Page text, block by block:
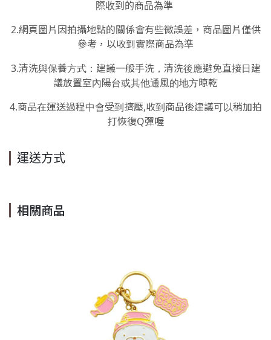
際收到的商品為準
2.網頁圖片因拍攝地點的關係會有些微誤差，商品圖片僅供
參考，以收到實際商品為準
3.清洗與保養方式：建議一般手洗，清洗後應避免直接日建
議放置室內陽台或其他通風的地方晾乾
4.商品在運送過程中會受到擠壓,收到商品後建議可以稍加拍
打恢復Q彈喔
運送方式
相關商品